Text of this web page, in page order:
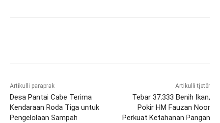
Artikulli paraprak
Desa Pantai Cabe Terima
Kendaraan Roda Tiga untuk
Pengelolaan Sampah
Artikulli tjetër
Tebar 37.333 Benih Ikan,
Pokir HM Fauzan Noor
Perkuat Ketahanan Pangan